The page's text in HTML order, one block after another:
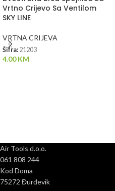
Vrtno Crijevo Sa Ventilom
SKY LINE
VRTNA CRIJEVA
Šifra: 21203
4.00KM
Air Tools d.o.o.
061 808 244
Kod Doma
75272 Đurđevik